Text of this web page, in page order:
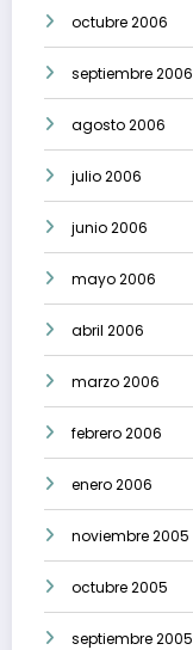
octubre 2006
septiembre 2006
agosto 2006
julio 2006
junio 2006
mayo 2006
abril 2006
marzo 2006
febrero 2006
enero 2006
noviembre 2005
octubre 2005
septiembre 2005